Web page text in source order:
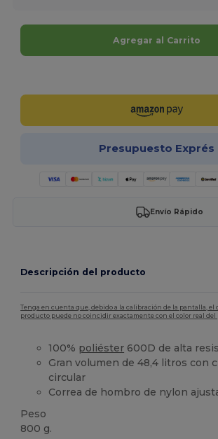
Agregar al Carrito
Presupuesto Exprés
Envío Rápido
Descripción del producto
Tenga en cuenta que, debido a la calibración de la pantalla, el
producto puede no coincidir exactamente con el color real del
100% poliéster 600D de alta
Gran volumen de 48,4 litros con
circular
Correa de hombro de nylon
Peso
800 g.